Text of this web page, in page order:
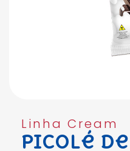
Linha Cream
Picolé de